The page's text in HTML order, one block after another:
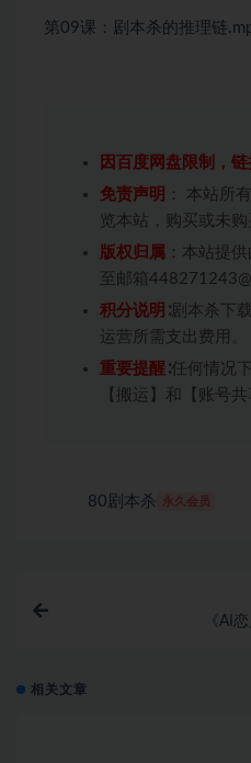
第09课：剧本杀的推理链
因百度网盘限制，
免责声明 ： 本站所
览本站，购买或未
版权归属 ：本站提
至邮箱
积分说明 ∶剧本杀下
运营所需支出费用。
重要提醒 ∶任何情况
【搬运】和【账号
80剧本杀 永久会员
《AI
相关文章